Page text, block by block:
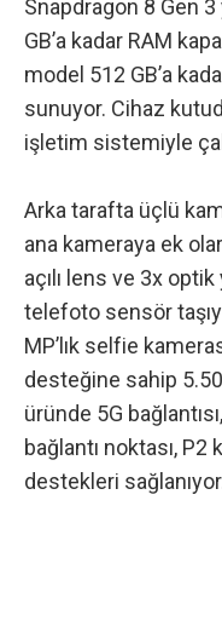
Snapdragon 8 Gen
GB’a kadar RAM
model 512 GB’a
sunuyor. Cihaz
işletim sistemiyle
Arka tarafta üçlü
ana kameraya ek
açılı lens ve 3x
telefoto sensör
MP’lık selfie
desteğine sahip
üründe 5G
bağlantı noktası,
destekleri